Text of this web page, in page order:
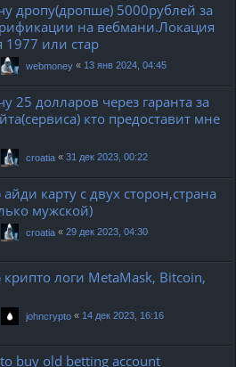
дропу(дропше) 5000рублей за
на вебмани.Локация
1977 или стар
webmoney « 13 янв 2024, 04:45
25 долларов через гаранта за
кто предоставит мне
croatia « 31 дек 2023, 00:22
карту с двух сторон,страна
мужской)
croatia « 29 дек 2023, 04:30
логи MetaMask, Bitcoin,
johncrypto « 14 дек 2023, 16:16
buy old betting account